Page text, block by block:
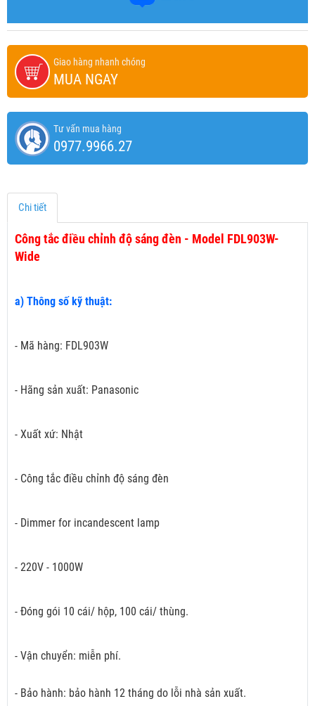
Giao hàng nhanh chóng
MUA NGAY
Tư vấn mua hàng
0977.9966.27
Chi tiết
Công tắc điều chỉnh độ sáng đèn - Model FDL903W-
Wide
a) Thông số kỹ thuật:
- Mã hàng: FDL903W
- Hãng sản xuất: Panasonic
- Xuất xứ: Nhật
- Công tắc điều chỉnh độ sáng đèn
- Dimmer for incandescent lamp
- 220V - 1000W
- Đóng gói 10 cái/ hộp, 100 cái/ thùng.
- Vận chuyển: miễn phí.
- Bảo hành: bảo hành 12 tháng do lỗi nhà sản xuất.